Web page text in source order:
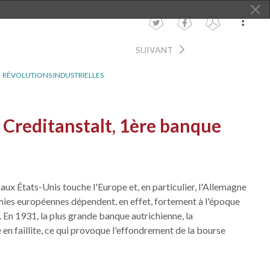
SUIVANT
RÉVOLUTIONS INDUSTRIELLES
1ère banque
États-Unis touche l'Europe et, en particulier, l'Allemagne
européennes dépendent, en effet, fortement à l'époque
1931, la plus grande banque autrichienne, la
faillite, ce qui provoque l'effondrement de la bourse